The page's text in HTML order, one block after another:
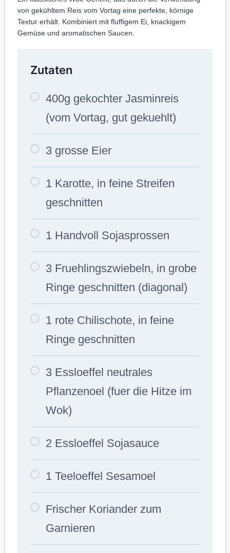
von gekühltem Reis vom Vortag eine perfekte, körnige
Textur erhält. Kombiniert mit fluffigem Ei, knackigem
Gemüse und aromatischen Saucen.
Zutaten
400g gekochter Jasminreis
(vom Vortag, gut gekuehlt)
3 grosse Eier
1 Karotte, in feine Streifen
geschnitten
1 Handvoll Sojasprossen
3 Fruehlingszwiebeln, in grobe
Ringe geschnitten (diagonal)
1 rote Chilischote, in feine
Ringe geschnitten
3 Essloeffel neutrales
Pflanzenoel (fuer die Hitze im
Wok)
2 Essloeffel Sojasauce
1 Teeloeffel Sesamoel
Frischer Koriander zum
Garnieren